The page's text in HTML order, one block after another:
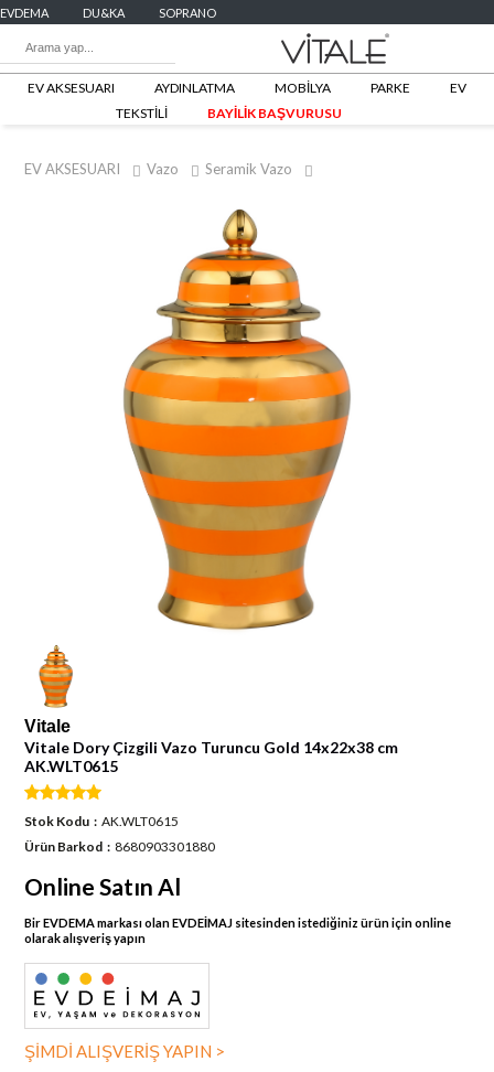
EVDEMA DU&KA SOPRANO
EV AKSESUARI AYDINLATMA MOBİLYA PARKE
EV
TEKSTİLİ
BAYİLİK BAŞVURUSU
EV AKSESUARI Vazo Seramik Vazo
Vitale
Vitale Dory Çizgili Vazo Turuncu Gold 14x22x38 cm
AK.WLT0615
Stok Kodu
AK.WLT0615
Ürün Barkod
8680903301880
Online Satın Al
Bir EVDEMA markası olan EVDEİMAJ sitesinden istediğiniz ürün için online
olarak alışveriş yapın
ŞİMDİ ALIŞVERİŞ YAPIN >